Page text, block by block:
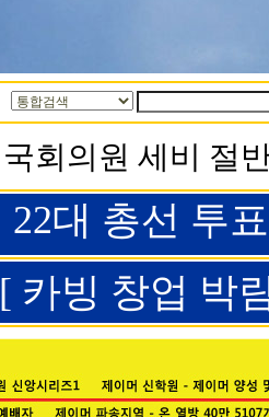
국회의원 세비 절
22대 총선 투
[ 카빙 창업 박